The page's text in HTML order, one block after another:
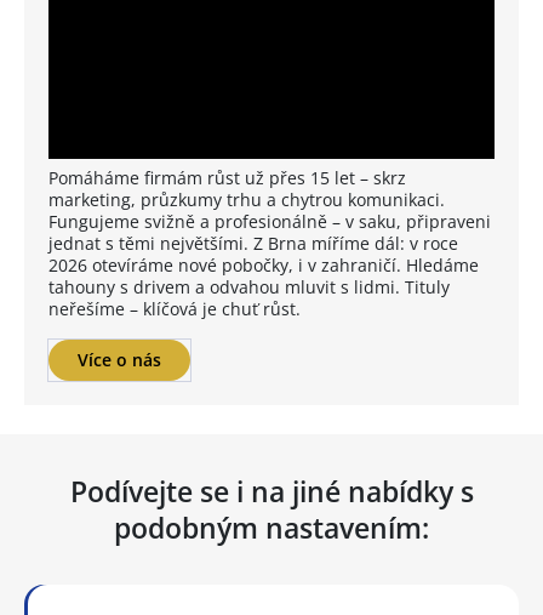
Pomáháme firmám růst už přes 15 let – skrz
marketing, průzkumy trhu a chytrou komunikaci.
Fungujeme svižně a profesionálně – v saku, připraveni
jednat s těmi největšími. Z Brna míříme dál: v roce
2026 otevíráme nové pobočky, i v zahraničí. Hledáme
tahouny s drivem a odvahou mluvit s lidmi. Tituly
neřešíme – klíčová je chuť růst.
Více o nás
Podívejte se i na jiné nabídky s
podobným nastavením: